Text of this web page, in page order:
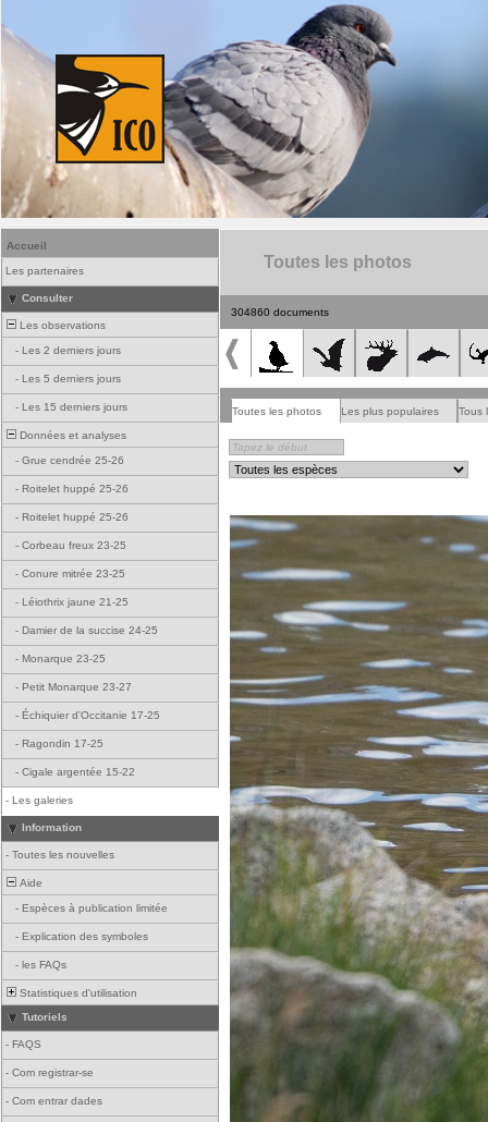
Accueil
Les partenaires
Consulter
Les observations
- Les 2 derniers jours
- Les 5 derniers jours
- Les 15 derniers jours
Données et analyses
- Grue cendrée 25-26
- Roitelet huppé 25-26
- Roitelet huppé 25-26
- Corbeau freux 23-25
- Conure mitrée 23-25
- Léiothrix jaune 21-25
- Damier de la succise 24-25
- Monarque 23-25
- Petit Monarque 23-27
- Échiquier d'Occitanie 17-25
- Ragondin 17-25
- Cigale argentée 15-22
- Les galeries
Information
- Toutes les nouvelles
Aide
- Espèces à publication limitée
- Explication des symboles
- les FAQs
Statistiques d'utilisation
Tutoriels
- FAQS
- Com registrar-se
- Com entrar dades
Toutes les photos
304860 documents
Toutes les photos Les plus populaires Tous